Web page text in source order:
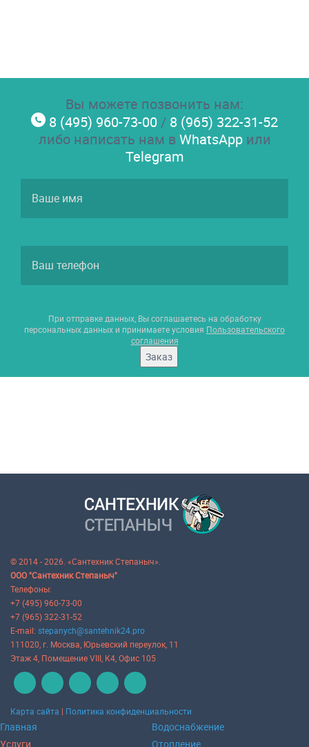
Вы можете позвонить нам:
8 (495) 960-73-00 / 8 (965) 322-31-52
либо написать нам вWhatsAppили
Telegram
При отправке данных, Вы соглашаетесь на обработку
персональных данных и принимаете условия Пользовательского
соглашения
Заказ
© 2014 - 2026. «Сантехник Степаныч».
ООО "Сантехник Степаныч"
Телефоны:
+7 (495) 960-73-00
+7 (965) 322-31-52
E-mail: stepanych@santehnik24.pro
111020, г. Москва, Юрьевский переулок, 11
Этаж 4, Помещение VIII, К4, Офис 105
Карта сайта | Политика конфиденциальности
Главная
Услуги
Водоснабжение
Отопление